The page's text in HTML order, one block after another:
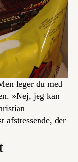
leger du med
»Nej, jeg kan
afstressende, der